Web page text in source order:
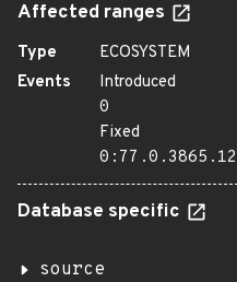
Affected ranges
Type
ECOSYSTEM
Events
Introduced
0
Fixed
Database specific
source